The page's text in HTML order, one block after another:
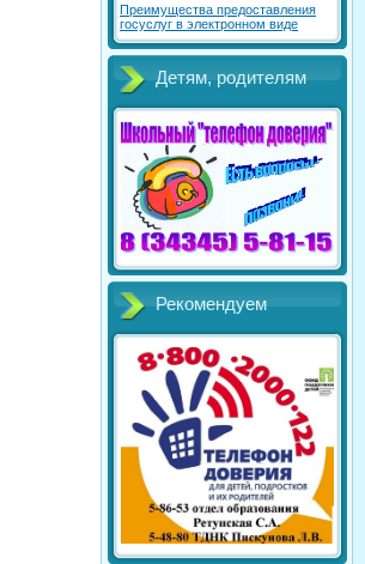
Преимущества предоставления
госуслуг в электронном виде
Детям, родителям
Рекомендуем